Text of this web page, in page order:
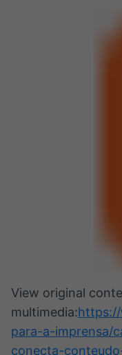
View original
multimedia:
para-a-imprensa/
conecta-